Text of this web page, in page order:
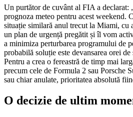
Un purtător de cuvânt al FIA a declarat:
prognoza meteo pentru acest weekend.
situație similară anul trecut la Miami, cu
un plan de urgență pregătit și îl vom
a minimiza perturbarea programului de
probabilă soluție este devansarea orei
Pentru a crea o fereastră de timp mai
precum cele de Formula 2 sau Porsche
sau chiar anulate, prioritatea absolută
O decizie de ultim